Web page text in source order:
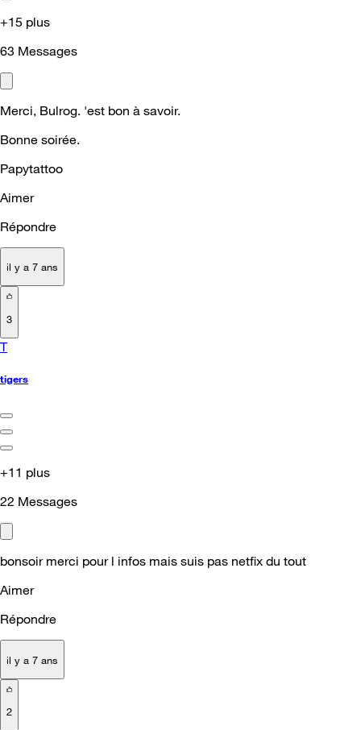
+15 plus
63 Messages
Merci, Bulrog. 'est bon à savoir.
Bonne soirée.
Papytattoo
Aimer
Répondre
il y a 7 ans
3
T
tigers
+11 plus
22 Messages
bonsoir merci pour l infos mais suis pas netfix du tout
Aimer
Répondre
il y a 7 ans
2